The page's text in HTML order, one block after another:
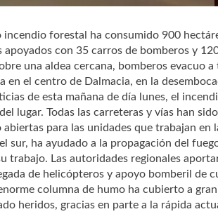
incendio forestal ha consumido 900
apoyados con 35 carros de bomberos y
una aldea cercana, bomberos evacuo
en el centro de Dalmacia, en la
de esta mañana de día lunes, el
lugar. Todas las carreteras y vías han
abiertas para las unidades que trabajan en
sur, ha ayudado a la propagación del
trabajo. Las autoridades regionales
de helicópteros y apoyo bomberil de
columna de humo ha cubierto a
heridos, gracias en parte a la rápida